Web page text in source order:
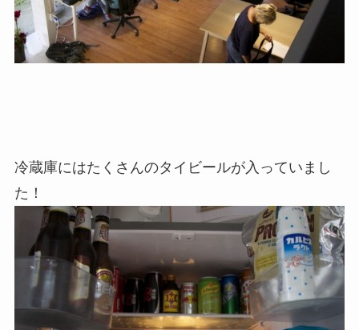
冷蔵庫にはたくさんのタイビールが入っていまし
た！